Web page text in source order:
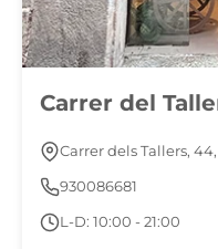
Carrer del
Carrer dels Tallers,
930086681
L-D: 10:00 - 21:00